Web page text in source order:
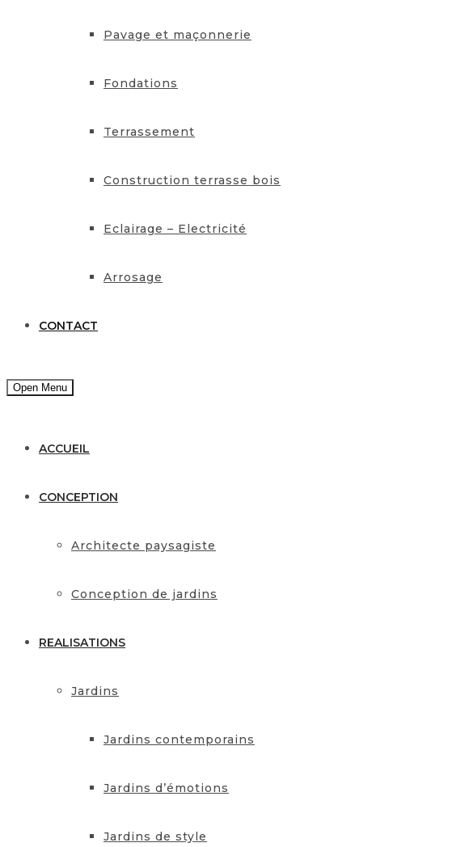
Pavage et maçonnerie
Fondations
Terrassement
Construction terrasse bois
Eclairage – Electricité
Arrosage
CONTACT
Open Menu
ACCUEIL
CONCEPTION
Architecte paysagiste
Conception de jardins
REALISATIONS
Jardins
Jardins contemporains
Jardins d’émotions
Jardins de style